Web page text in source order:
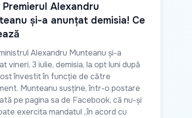
Premierul Alexandru
și-a anunțat demisia! Ce
Alexandru Munteanu și-a
vineri, 3 iulie, demisia, la opt luni după
învestit în funcție de către
Munteanu susține, într-o postare
pe pagina sa de Facebook, că nu-și
exercita mandatul „în acord cu